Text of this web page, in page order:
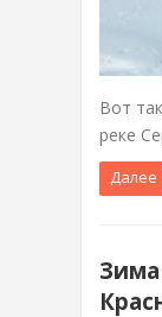
Вот
реке
Далее